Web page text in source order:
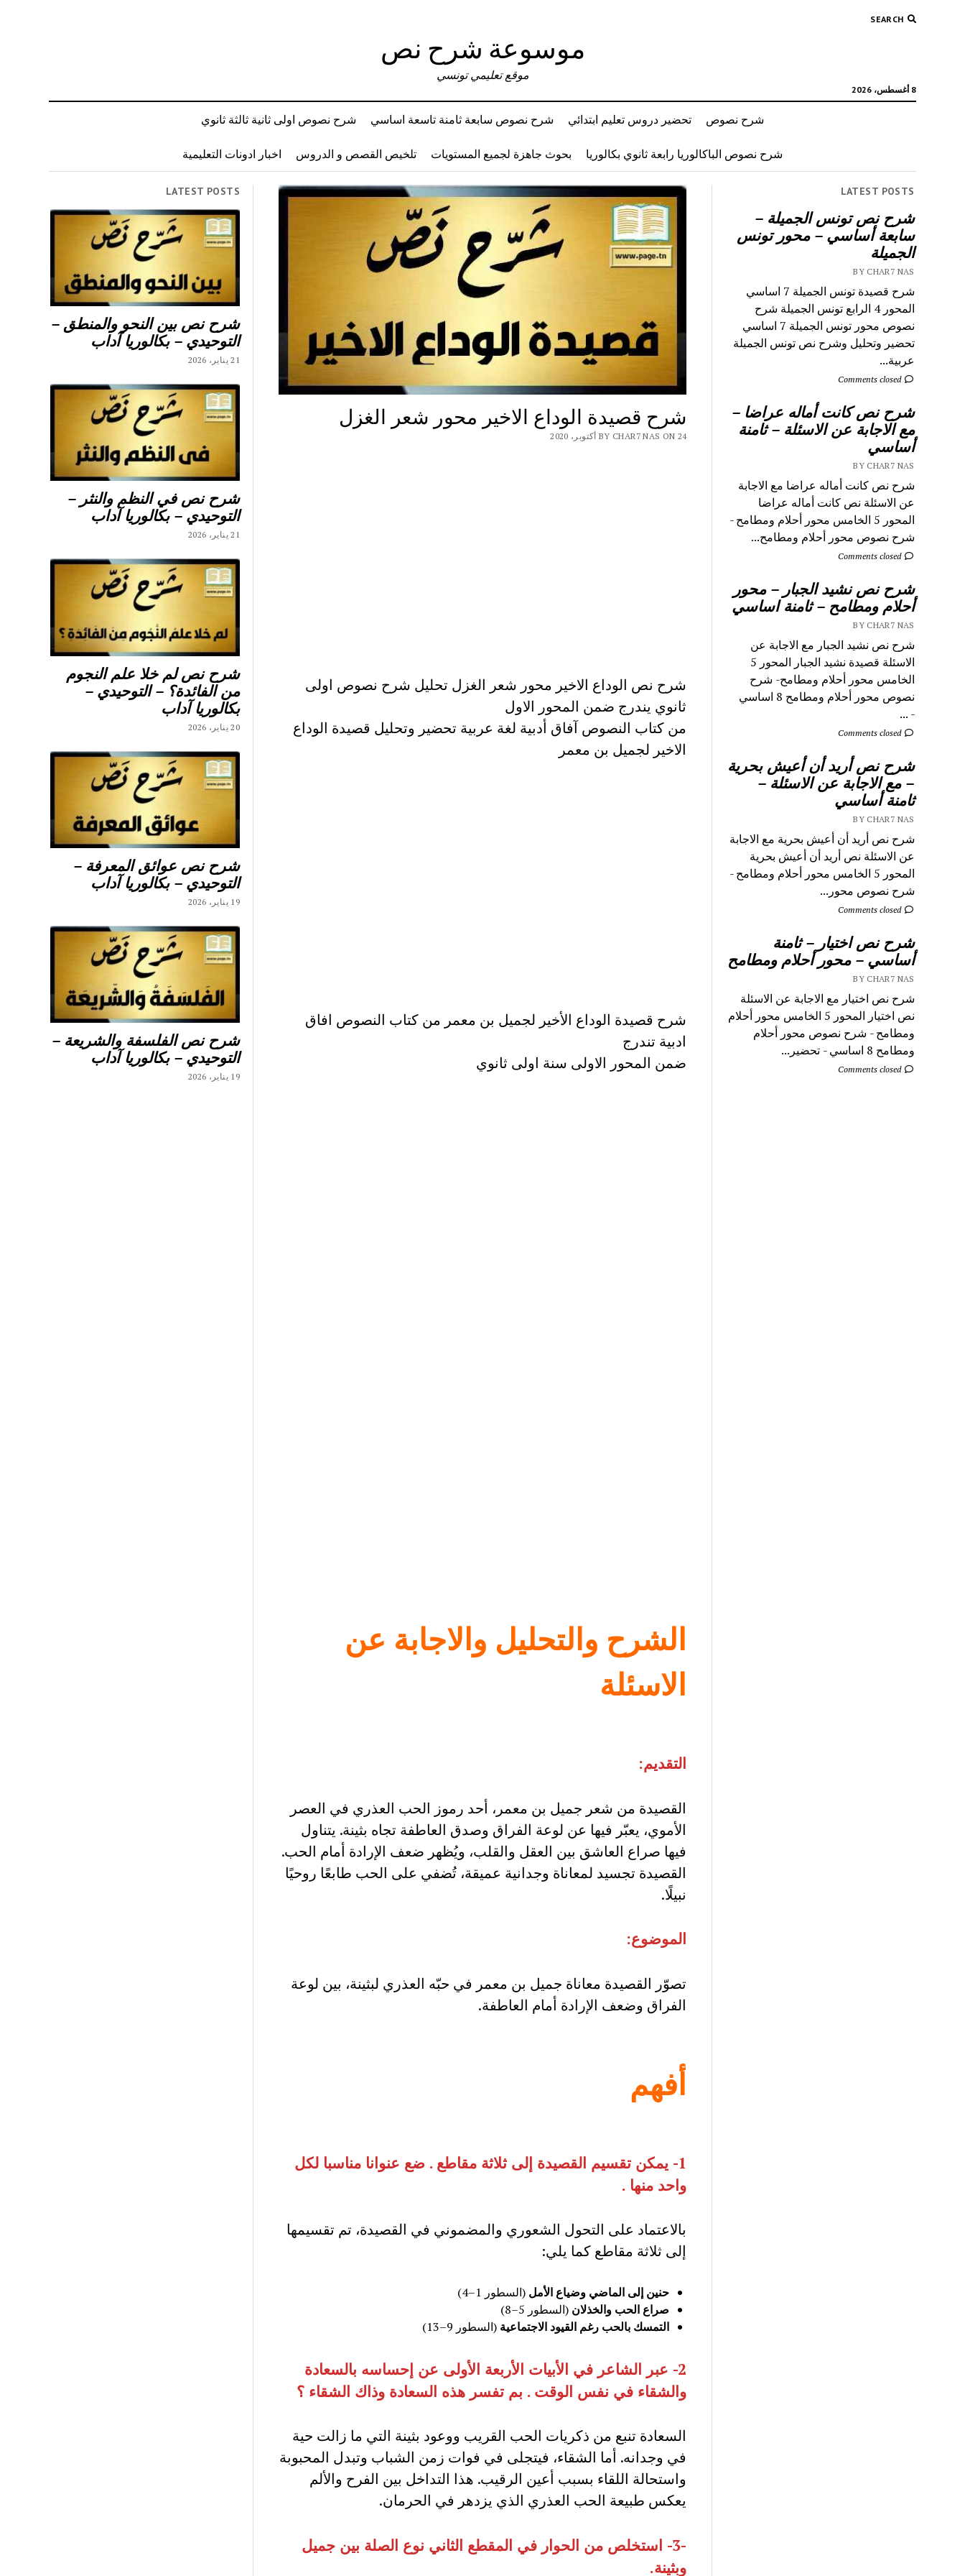
SEARCH
موسوعة شرح نص
8 أغسطس، 2026
موقع تعليمي تونسي
شرح نصوص تحضير دروس تعليم ابتدائي شرح نصوص سابعة ثامنة تاسعة اساسي شرح نصوص اولى ثانية ثالثة ثانوي
شرح نصوص الباكالوريا رابعة ثانوي بكالوريا بحوث جاهزة لجميع المستويات تلخيص القصص و الدروس اخبار ادونات التعليمية
LATEST POSTS
شرح نص تونس الجميلة –
سابعة أساسي – محور تونس
الجميلة
BY CHAR7 NAS
شرح قصيدة تونس الجميلة 7 اساسي
المحور 4 الرابع تونس الجميلة شرح
نصوص محور تونس الجميلة 7 اساسي
تحضير وتحليل وشرح نص تونس الجميلة
عربية...
Comments closed
شرح نص كانت أماله عراضا –
مع الاجابة عن الاسئلة – ثامنة
أساسي
BY CHAR7 NAS
شرح نص كانت أماله عراضا مع الاجابة
عن الاسئلة نص كانت أماله عراضا
المحور 5 الخامس محور أحلام ومطامح -
شرح نصوص محور أحلام ومطامح...
Comments closed
شرح نص نشيد الجبار – محور
أحلام ومطامح – ثامنة اساسي
BY CHAR7 NAS
شرح نص نشيد الجبار مع الاجابة عن
الاسئلة قصيدة نشيد الجبار المحور 5
الخامس محور أحلام ومطامح- شرح
نصوص محور أحلام ومطامح 8 اساسي
- ...
Comments closed
شرح نص أريد أن أعيش بحرية
– مع الاجابة عن الاسئلة –
ثامنة أساسي
BY CHAR7 NAS
شرح نص أريد أن أعيش بحرية مع الاجابة
عن الاسئلة نص أريد أن أعيش بحرية
المحور 5 الخامس محور أحلام ومطامح -
شرح نصوص محور...
Comments closed
شرح نص اختيار – ثامنة
أساسي – محور أحلام ومطامح
BY CHAR7 NAS
شرح نص اختيار مع الاجابة عن الاسئلة
نص اختيار المحور 5 الخامس محور أحلام
ومطامح - شرح نصوص محور أحلام
ومطامح 8 اساسي - تحضير...
Comments closed
شرح قصيدة الوداع الاخير محور شعر الغزل
BY CHAR7 NAS ON 24 أكتوبر، 2020
شرح نص الوداع الاخير محور شعر الغزل تحليل شرح نصوص اولى
ثانوي يندرج ضمن المحور الاول
من كتاب النصوص آفاق أدبية لغة عربية تحضير وتحليل قصيدة الوداع
الاخير لجميل بن معمر
شرح قصيدة الوداع الأخير لجميل بن معمر من كتاب النصوص افاق
ادبية تندرج
ضمن المحور الاولى سنة اولى ثانوي
الشرح والتحليل والاجابة عن
الاسئلة
التقديم:
القصيدة من شعر جميل بن معمر، أحد رموز الحب العذري في العصر
الأموي، يعبّر فيها عن لوعة الفراق وصدق العاطفة تجاه بثينة. يتناول
فيها صراع العاشق بين العقل والقلب، ويُظهر ضعف الإرادة أمام الحب.
القصيدة تجسيد لمعاناة وجدانية عميقة، تُضفي على الحب طابعًا روحيًا
نبيلًا.
الموضوع:
تصوّر القصيدة معاناة جميل بن معمر في حبّه العذري لبثينة، بين لوعة
الفراق وضعف الإرادة أمام العاطفة.
أفهم
1- يمكن تقسيم القصيدة إلى ثلاثة مقاطع . ضع عنوانا مناسبا لكل
واحد منها .
بالاعتماد على التحول الشعوري والمضموني في القصيدة، تم تقسيمها
إلى ثلاثة مقاطع كما يلي:
حنين إلى الماضي وضياع الأمل (السطور 1–4)
صراع الحب والخذلان (السطور 5–8)
التمسك بالحب رغم القيود الاجتماعية (السطور 9–13)
2- عبر الشاعر في الأبيات الأربعة الأولى عن إحساسه بالسعادة
والشقاء في نفس الوقت . بم تفسر هذه السعادة وذاك الشقاء ؟
السعادة تنبع من ذكريات الحب القريب ووعود بثينة التي ما زالت حية
في وجدانه. أما الشقاء، فيتجلى في فوات زمن الشباب وتبدل المحبوبة
واستحالة اللقاء بسبب أعين الرقيب. هذا التداخل بين الفرح والألم
يعكس طبيعة الحب العذري الذي يزدهر في الحرمان.
-3-
استخلص من الحوار في المقطع الثاني نوع الصلة بين جميل
وبثينة.
LATEST POSTS
شرح نص بين النحو والمنطق –
التوحيدي – بكالوريا آداب
21 يناير، 2026
شرح نص في النظم والنثر –
التوحيدي – بكالوريا آداب
21 يناير، 2026
شرح نص لم خلا علم النجوم
من الفائدة؟ – التوحيدي –
بكالوريا آداب
20 يناير، 2026
شرح نص عوائق المعرفة –
التوحيدي – بكالوريا آداب
19 يناير، 2026
شرح نص الفلسفة والشريعة –
التوحيدي – بكالوريا آداب
19 يناير، 2026